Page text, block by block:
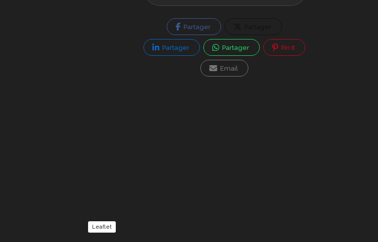
Leaflet
Partager
Partager Partager Pin It
Email